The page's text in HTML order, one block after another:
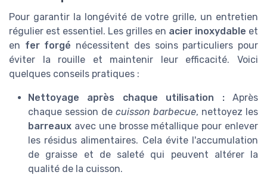
Pour garantir la longévité de votre grille, un entretien
régulier est essentiel. Les grilles en acier inoxydable et
en fer forgé nécessitent des soins particuliers pour
éviter la rouille et maintenir leur efficacité. Voici
quelques conseils pratiques :
Nettoyage après chaque utilisation :Après
chaque session de cuisson barbecue, nettoyez les
barreaux avec une brosse métallique pour enlever
les résidus alimentaires. Cela évite l'accumulation
de graisse et de saleté qui peuvent altérer la
qualité de la cuisson.